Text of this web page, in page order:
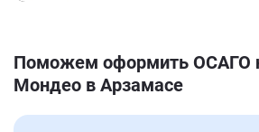
Поможем оформить ОСАГО
Мондео в Арзамасе